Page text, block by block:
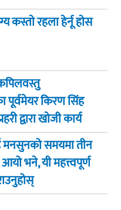
कस्ताे रहला हेर्नू हाेस
पूर्वमेयर किरण सिंह
द्वारा खाेजी कार्य
समयमा तीन
भने, यी महत्त्वपूर्ण